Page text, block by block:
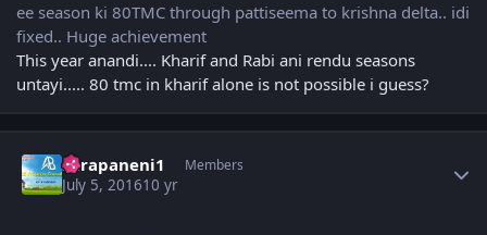
ee season ki 80TMC through pattiseema to krishna delta.. idi
fixed.. Huge achievement
This year anandi.... Kharif and Rabi ani rendu seasons
untayi..... 80 tmc in kharif alone is not possible i guess?
surapaneni1 Members
July 5, 201610 yr